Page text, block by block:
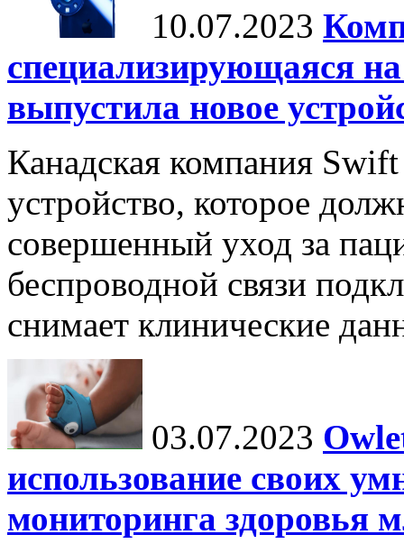
10.07.2023
специализирующаяся
выпустила новое
Канадская компания
устройство, которое
совершенный уход за
беспроводной связи
снимает клинические
03.07.2023
использование своих
мониторинга здоровья